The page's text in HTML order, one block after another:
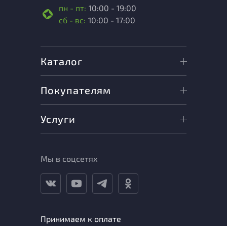
пн - пт: 10:00 - 19:00
сб - вс: 10:00 - 17:00
Каталог
Покупателям
Услуги
Мы в соцсетях
Принимаем к оплате